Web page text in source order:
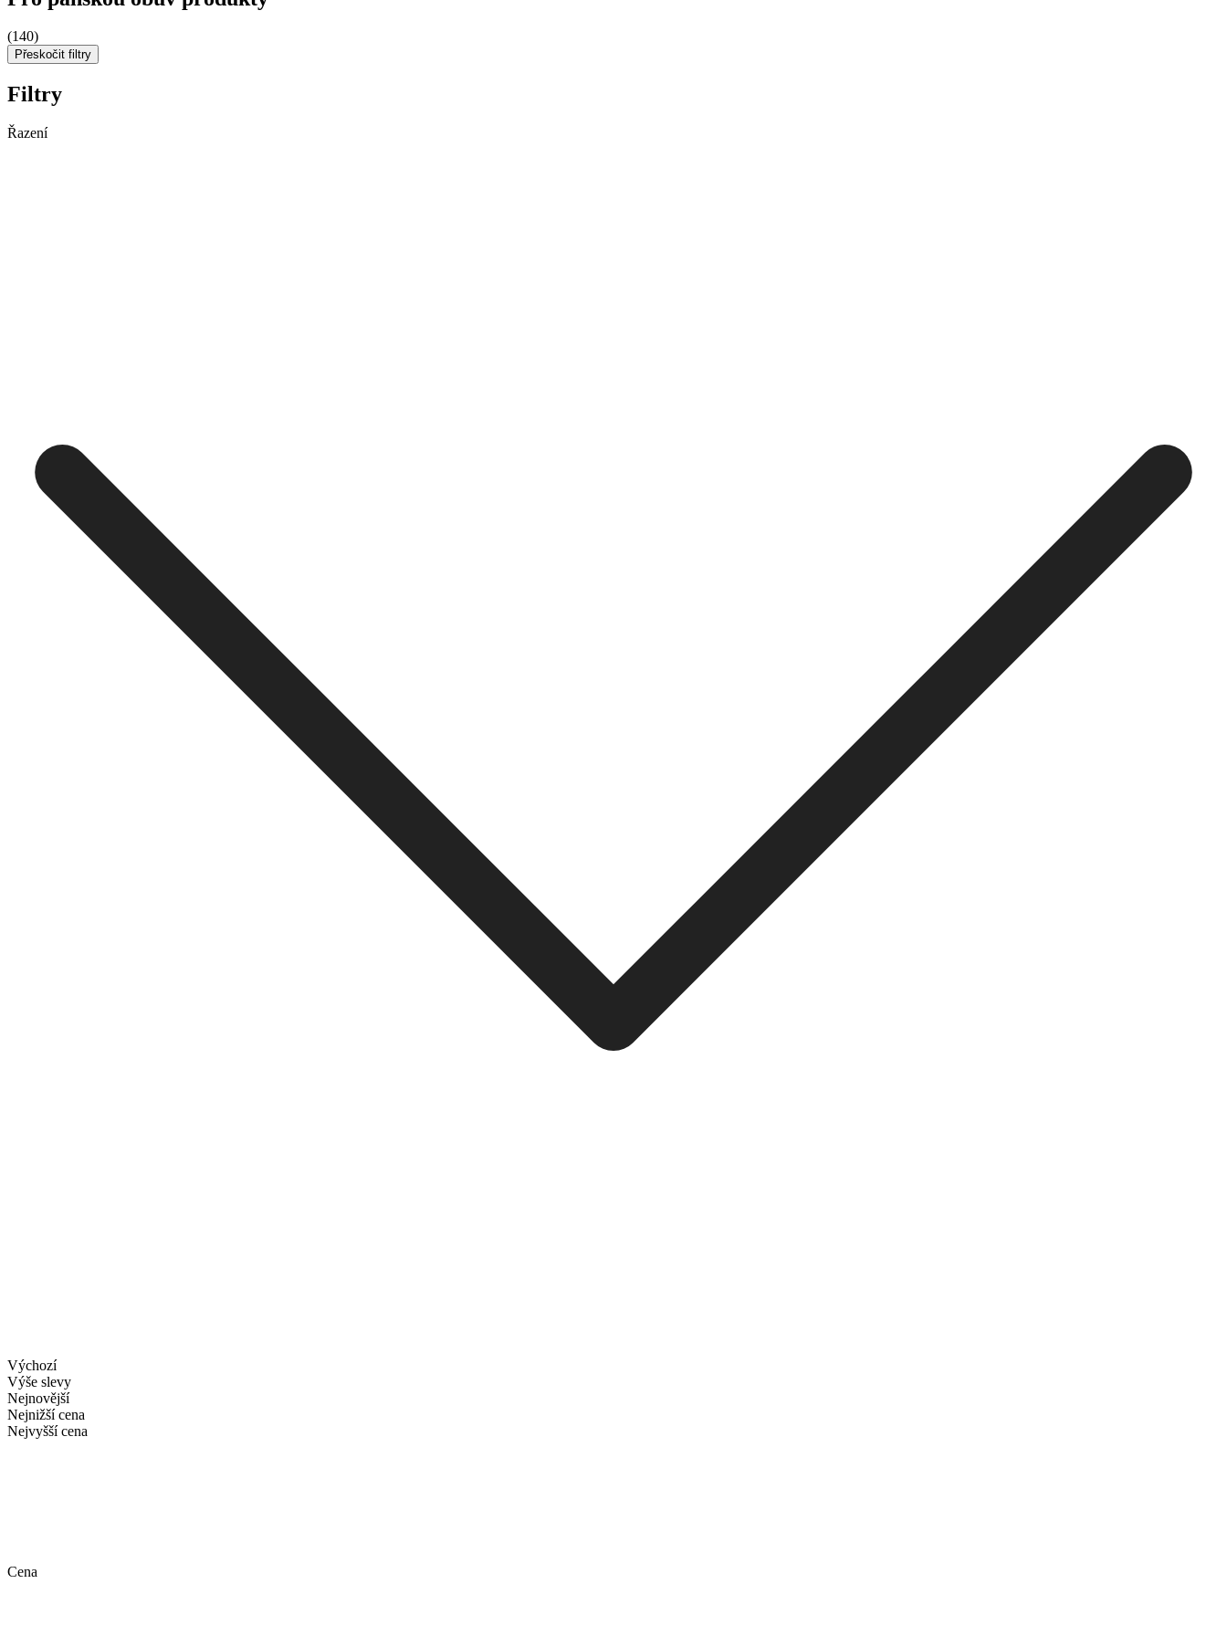
(140)
Přeskočit filtry
Filtry
Řazení
Výchozí
Výše slevy
Nejnovější
Nejnižší cena
Nejvyšší cena
Cena